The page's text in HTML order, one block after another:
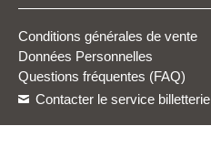
Questions fréquentes (FAQ)
Conditions générales de vente
Données Personnelles
Contacter le service billetterie